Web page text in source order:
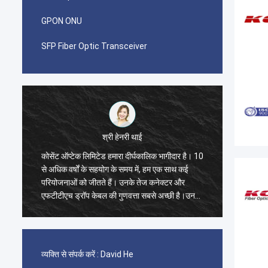
GPON ONU
SFP Fiber Optic Transceiver
श्री हेनरी थाई
कोसेंट ऑप्टेक लिमिटेड हमारा दीर्घकालिक भागीदार है। 10
से अधिक वर्षों के सहयोग के समय में, हम एक साथ कई
परियोजनाओं को जीतते हैं। उनके तेज कनेक्टर और
एफटीटीएच ड्रॉप केबल की गुणवत्ता सबसे अच्छी है।उनके
उत्पाद अब मेरे देश भर में कवर कर रहे हैं.
व्यक्ति से संपर्क करें : David He